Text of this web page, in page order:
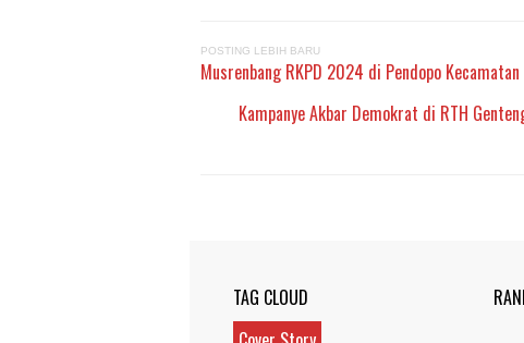
POSTING LEBIH BARU
Musrenbang RKPD 2024 di Pendopo
Kampanye Akbar Demokrat di RTH
TAG CLOUD